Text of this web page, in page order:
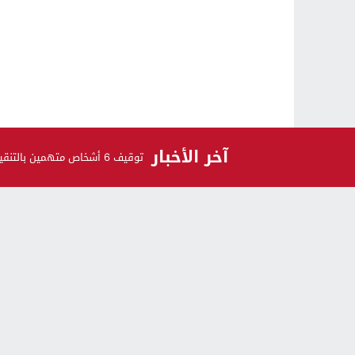
آخر الأخبار توقيف 6 أشخاص متهمين بالتنقيب غير القانوني على الكنوز